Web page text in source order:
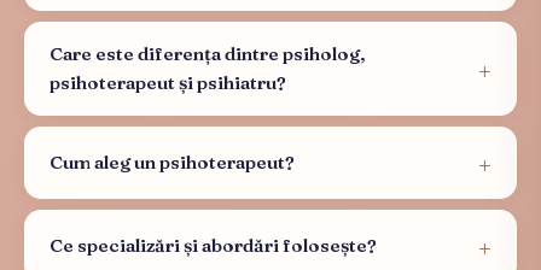
Care este diferența dintre psiholog,
psihoterapeut și psihiatru?
Cum aleg un psihoterapeut?
Ce specializări și abordări folosește?